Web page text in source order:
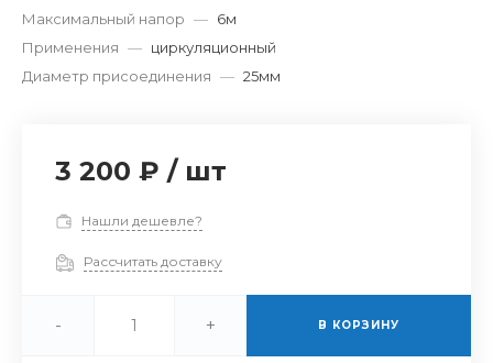
Максимальный напор — 6м
Применения — циркуляционный
Диаметр присоединения — 25мм
3 200 ₽ / шт
Нашли дешевле?
Рассчитать доставку
- + В КОРЗИНУ